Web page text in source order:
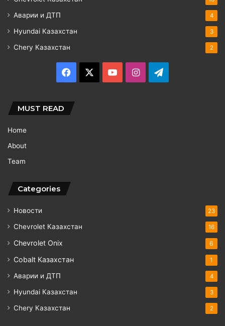
Аварии и ДТП 4
Hyundai Казахстан 3
Chery Казахстан 2
Facebook YouTubeInstagram
MUST READ
Home
About
Team
Categories
Новости 23
Chevrolet Казахстан 16
Chevrolet Onix 6
Cobalt Казахстан 1
Аварии и ДТП 4
Hyundai Казахстан 3
Chery Казахстан 2